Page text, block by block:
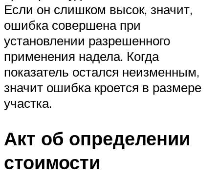
Если он слишком высок, значит,
ошибка совершена при
установлении разрешенного
применения надела. Когда
показатель остался неизменным,
значит ошибка кроется в размере
участка.
Акт об определении
стоимости